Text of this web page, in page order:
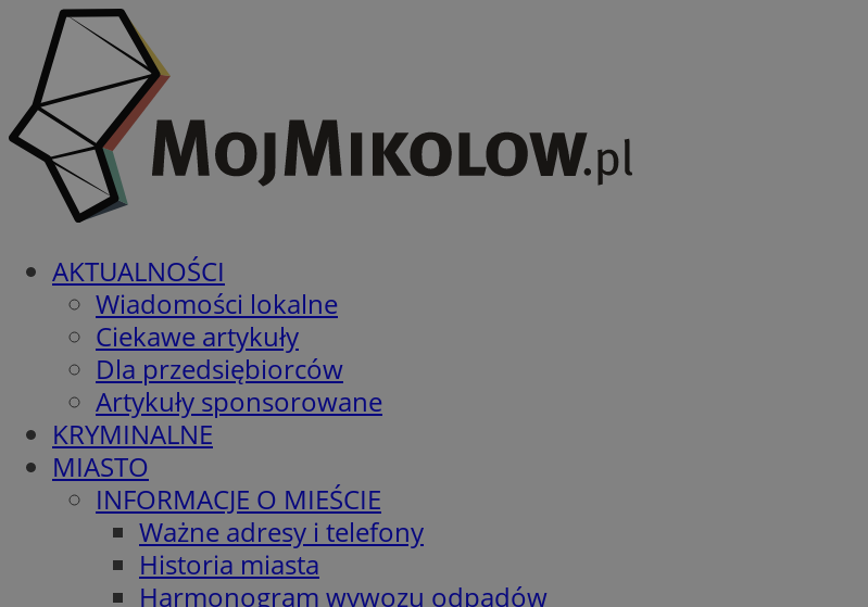
AKTUALNOŚCI
Wiadomości lokalne
Ciekawe artykuły
Dla przedsiębiorców
Artykuły sponsorowane
KRYMINALNE
MIASTO
INFORMACJE O MIEŚCIE
Ważne adresy i telefony
Historia miasta
Harmonogram wywozu odpadów